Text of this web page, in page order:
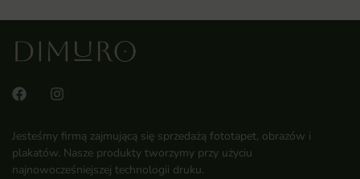
Jesteśmy firmą zajmującą się sprzedażą fototapet, obrazów i
plakatów. Nasze produkty tworzymy przy użyciu
najnowocześniejszej technologii druku.